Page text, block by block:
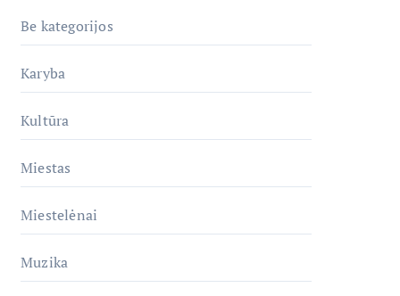
Be kategorijos
Karyba
Kultūra
Miestas
Miestelėnai
Muzika